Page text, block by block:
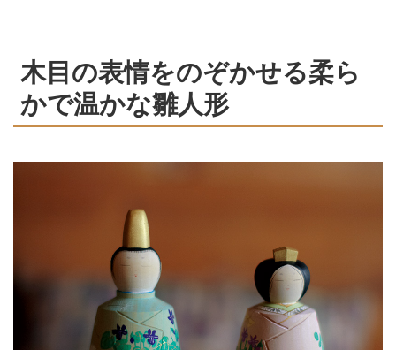
木目の表情をのぞかせる柔ら
かで温かな雛人形